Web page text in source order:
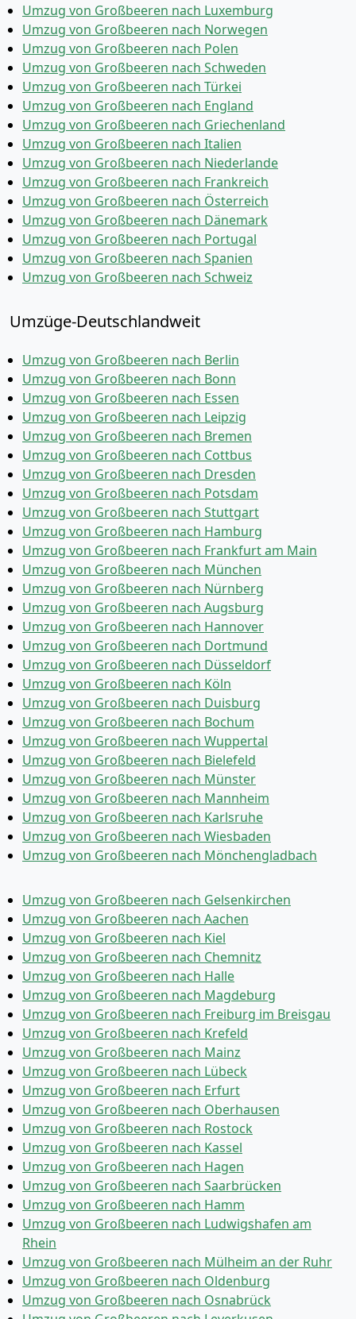
Umzug von Großbeeren nach Luxemburg
Umzug von Großbeeren nach Norwegen
Umzug von Großbeeren nach Polen
Umzug von Großbeeren nach Schweden
Umzug von Großbeeren nach Türkei
Umzug von Großbeeren nach England
Umzug von Großbeeren nach Griechenland
Umzug von Großbeeren nach Italien
Umzug von Großbeeren nach Niederlande
Umzug von Großbeeren nach Frankreich
Umzug von Großbeeren nach Österreich
Umzug von Großbeeren nach Dänemark
Umzug von Großbeeren nach Portugal
Umzug von Großbeeren nach Spanien
Umzug von Großbeeren nach Schweiz
Umzüge-Deutschlandweit
Umzug von Großbeeren nach Berlin
Umzug von Großbeeren nach Bonn
Umzug von Großbeeren nach Essen
Umzug von Großbeeren nach Leipzig
Umzug von Großbeeren nach Bremen
Umzug von Großbeeren nach Cottbus
Umzug von Großbeeren nach Dresden
Umzug von Großbeeren nach Potsdam
Umzug von Großbeeren nach Stuttgart
Umzug von Großbeeren nach Hamburg
Umzug von Großbeeren nach Frankfurt am Main
Umzug von Großbeeren nach München
Umzug von Großbeeren nach Nürnberg
Umzug von Großbeeren nach Augsburg
Umzug von Großbeeren nach Hannover
Umzug von Großbeeren nach Dortmund
Umzug von Großbeeren nach Düsseldorf
Umzug von Großbeeren nach Köln
Umzug von Großbeeren nach Duisburg
Umzug von Großbeeren nach Bochum
Umzug von Großbeeren nach Wuppertal
Umzug von Großbeeren nach Bielefeld
Umzug von Großbeeren nach Münster
Umzug von Großbeeren nach Mannheim
Umzug von Großbeeren nach Karlsruhe
Umzug von Großbeeren nach Wiesbaden
Umzug von Großbeeren nach Mönchen­gladbach
Umzug von Großbeeren nach Gelsenkirchen
Umzug von Großbeeren nach Aachen
Umzug von Großbeeren nach Kiel
Umzug von Großbeeren nach Chemnitz
Umzug von Großbeeren nach Halle
Umzug von Großbeeren nach Magdeburg
Umzug von Großbeeren nach Freiburg im Breisgau
Umzug von Großbeeren nach Krefeld
Umzug von Großbeeren nach Mainz
Umzug von Großbeeren nach Lübeck
Umzug von Großbeeren nach Erfurt
Umzug von Großbeeren nach Oberhausen
Umzug von Großbeeren nach Rostock
Umzug von Großbeeren nach Kassel
Umzug von Großbeeren nach Hagen
Umzug von Großbeeren nach Saarbrücken
Umzug von Großbeeren nach Hamm
Umzug von Großbeeren nach Ludwigshafen am
Rhein
Umzug von Großbeeren nach Mülheim an der Ruhr
Umzug von Großbeeren nach Oldenburg
Umzug von Großbeeren nach Osnabrück